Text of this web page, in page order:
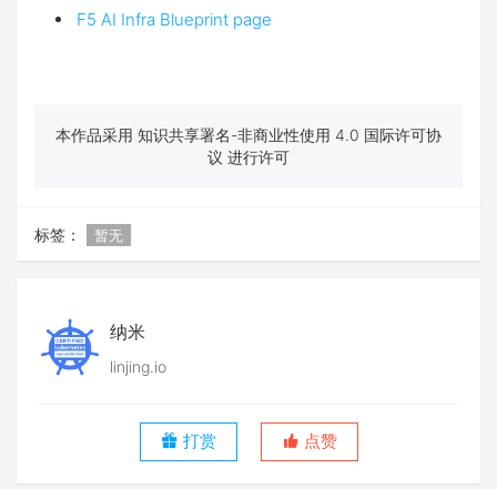
F5 AI Infra Blueprint page
本作品采用 知识共享署名-非商业性使用 4.0 国际许可协
议 进行许可
标签： 暂无
纳米
linjing.io
打赏 点赞